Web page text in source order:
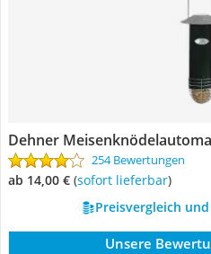
Dehner
254 Bewertungen
ab 14,00 € ( Sofort lieferbar)
Preisvergleich
Unsere